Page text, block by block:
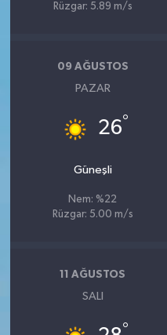
Rüzgar: 5.89 m/s
09 AĞUSTOS
PAZAR
26°
Güneşli
Nem: %22
Rüzgar: 5.00 m/s
11 AĞUSTOS
SALI
°